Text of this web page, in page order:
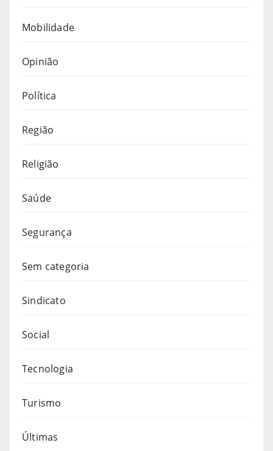
Mobilidade
Opinião
Política
Região
Religião
Saúde
Segurança
Sem categoria
Sindicato
Social
Tecnologia
Turismo
Últimas